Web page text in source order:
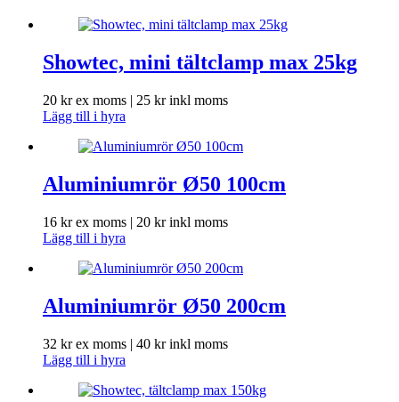
Showtec, mini tältclamp max 25kg
20 krex moms | 25 krinkl moms
Lägg till i hyra
Aluminiumrör Ø50 100cm
16 krex moms | 20 krinkl moms
Lägg till i hyra
Aluminiumrör Ø50 200cm
32 krex moms | 40 krinkl moms
Lägg till i hyra